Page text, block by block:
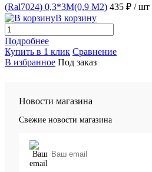
(Ral7024) 0,3*3М(0,9 М2) 435 ₽ / шт
В корзину
Подробнее
Купить в 1 клик Сравнение
В избранное Под заказ
Новости магазина
Свежие новости магазина